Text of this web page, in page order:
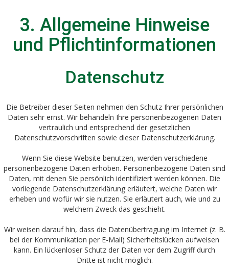
3. Allgemeine Hinweise
und Pflicht­informationen
Datenschutz
Die Betreiber dieser Seiten nehmen den Schutz Ihrer persönlichen
Daten sehr ernst. Wir behandeln Ihre personenbezogenen Daten
vertraulich und entsprechend der gesetzlichen
Datenschutzvorschriften sowie dieser Datenschutzerklärung.
Wenn Sie diese Website benutzen, werden verschiedene
personenbezogene Daten erhoben. Personenbezogene Daten sind
Daten, mit denen Sie persönlich identifiziert werden können. Die
vorliegende Datenschutzerklärung erläutert, welche Daten wir
erheben und wofür wir sie nutzen. Sie erläutert auch, wie und zu
welchem Zweck das geschieht.
Wir weisen darauf hin, dass die Datenübertragung im Internet (z. B.
bei der Kommunikation per E-Mail) Sicherheitslücken aufweisen
kann. Ein lückenloser Schutz der Daten vor dem Zugriff durch
Dritte ist nicht möglich.